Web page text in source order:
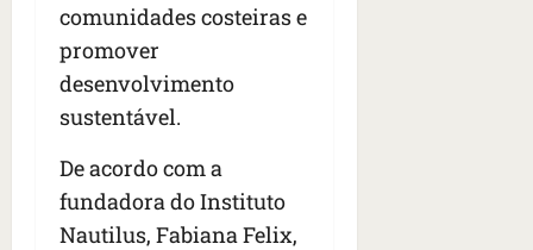
comunidades costeiras e
promover
desenvolvimento
sustentável.
De acordo com a
fundadora do Instituto
Nautilus, Fabiana Felix,